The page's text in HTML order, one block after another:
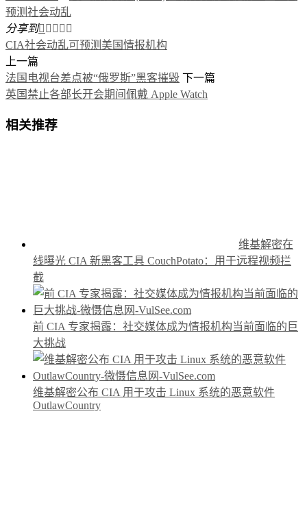
预测社会动乱
分享到    
CIA社会动乱可预测 美国情报机构
上一篇
法国电视台差点被“俄罗斯”黑客摧毁 下一篇
英国禁止各部长开会期间佩戴 Apple Watch
相关推荐
维基解密在
线曝光 CIA 新黑客工具 CouchPotato：用于远程视频拦
截
前 CIA 专家揭露：社交媒体成为情报机构当前面临的巨
大挑战
维基解密公布 CIA 用于攻击 Linux 系统的恶意软件
OutlawCountry